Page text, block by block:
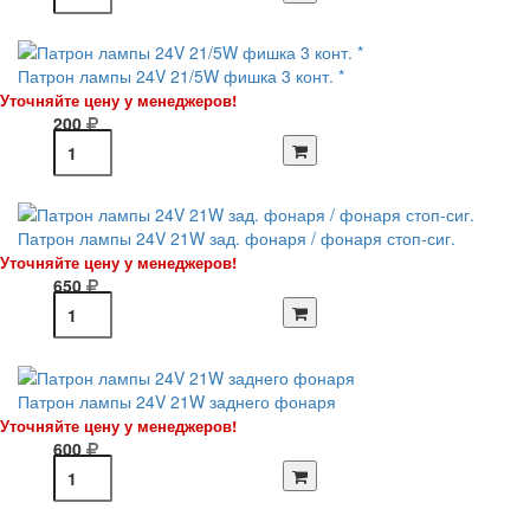
Патрон лампы 24V 21/5W фишка 3 конт. *
Уточняйте цену у менеджеров!
200
Патрон лампы 24V 21W зад. фонаря / фонаря стоп-сиг.
Уточняйте цену у менеджеров!
650
Патрон лампы 24V 21W заднего фонаря
Уточняйте цену у менеджеров!
600